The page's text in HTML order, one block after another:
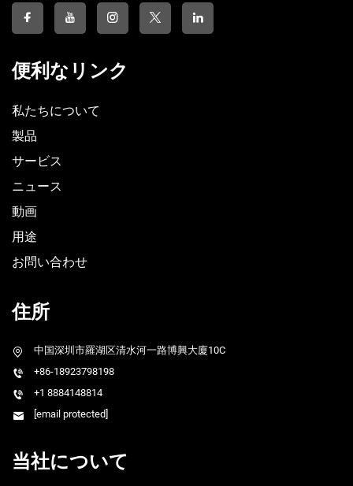
便利なリンク
私たちについて
製品
サービス
ニュース
動画
用途
お問い合わせ
住所
中国深圳市羅湖区清水河一路博興大廈10C
+86-18923798198
+1 8884148814
[email protected]
当社について